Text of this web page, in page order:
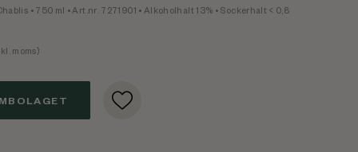
• 750 ml • Art.nr. 7271901 • Alkoholhalt 13% • Sockerhalt < 0,8
moms)